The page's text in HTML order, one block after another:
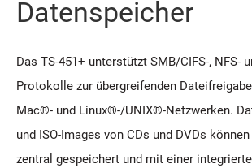
Datenspeicher
Das TS-451+ unterstützt SMB/CIFS-, NFS-
Protokolle zur übergreifenden
Mac®- und Linux®-/UNIX®-Netzwerken.
und ISO-Images von CDs und DVDs
zentral gespeichert und mit einer